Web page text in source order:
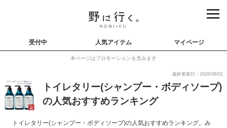
受付中 人気アイテム マイページ
本ページはプロモーションを含みます
最終更新日：2026/08/01
トイレタリー(シャンプー・ボディソープ)
の人気おすすめランキング
トイレタリー(シャンプー・ボディソープ)の人気おすすめランキング。み